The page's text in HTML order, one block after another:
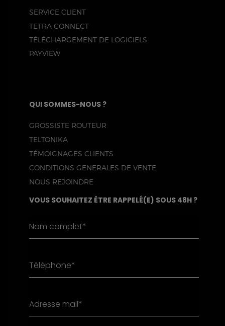
SERVICE CLIENT
TETRA CONNECT
TÉLÉCHARGEMENT DE LOGICIELS
PAYVIEW
QUI SOMMES-NOUS ?
GROSSISTE ROUTEUR
TELTONIKA
TÉMOIGNAGES CLIENTS
CONDITIONS GENERALES DE VENTE
NOUS REJOINDRE
VOUS SOUHAITEZ ÊTRE RAPPELÉ(E) SOUS 48H ?